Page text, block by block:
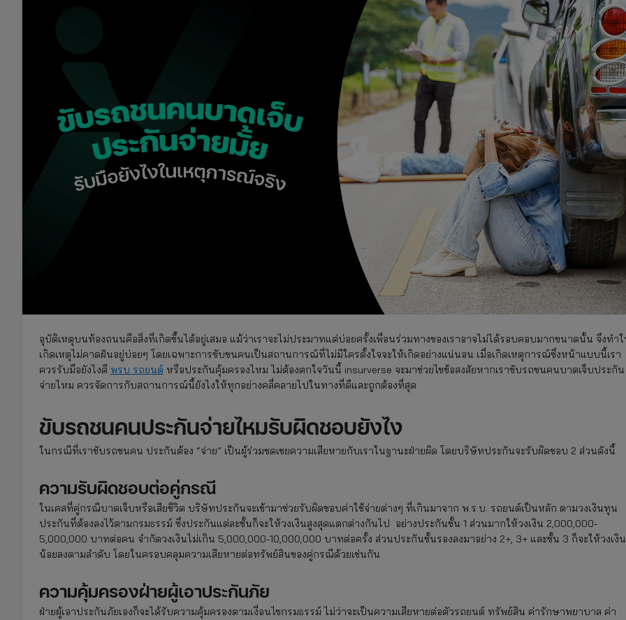
อุบัติเหตุบนท้องถนนคือสิ่งที่เกิดขึ้นได้อยู่เสมอ แม้ว่าเราจะไม่ประมาทแต่บ่อยครั้งเพื่อนร่วมทางของเราอาจไม่ได้รอบคอบมากขนาดนั้น จึงทำ
เกิดเหตุไม่คาดฝันอยู่บ่อยๆ โดยเฉพาะการขับชนคนเป็นสถานการณ์ที่ไม่มีใครตั้งใจจะให้เกิดอย่างแน่นอน เมื่อเกิดเหตุการณ์ซึ่งหน้าแบบนี้เรา
ควรรับมือยังไงดี พรบ รถยนต์ หรือประกันคุ้มครองไหม ไม่ต้องตกใจวันนี้ insurverse จะมาช่วยไขข้อสงสัยหากเราขับรถชนคนบาดเจ็บประกัน
จ่ายไหม ควรจัดการกับสถานการณ์นี้ยังไงให้ทุกอย่างคลี่คลายไปในทางที่ดีและถูกต้องที่สุด
ขับรถชนคนประกันจ่ายไหมรับผิดชอบยังไง
ในกรณีที่เราขับรถชนคน ประกันต้อง “จ่าย” เป็นผู้ร่วมชดเชยความเสียหายกับเราในฐานะฝ่ายผิด โดยบริษัทประกันจะรับผิดชอบ 2 ส่วนดังนี้
ความรับผิดชอบต่อคู่กรณี
ในเคสที่คู่กรณีบาดเจ็บหรือเสียชีวิต บริษัทประกันจะเข้ามาช่วยรับผิดชอบค่าใช้จ่ายต่างๆ ที่เกินมาจาก พ.ร.บ. รถยนต์เป็นหลัก ตามวงเงินทุน
ประกันที่ต้องลงไว้ตามกรมธรรม์ ซึ่งประกันแต่ละชั้นก็จะให้วงเงินสูงสุดแตกต่างกันไป อย่างประกันชั้น 1 ส่วนมากให้วงเงิน 2,000,000-
5,000,000 บาทต่อคน จำกัดวงเงินไม่เกิน 5,000,000-10,000,000 บาทต่อครั้ง ส่วนประกันชั้นรองลงมาอย่าง 2+, 3+ และชั้น 3 ก็จะให้วงเงิน
น้อยลงตามลำดับ โดยในครอบคลุมความเสียหายต่อทรัพย์สินของคู่กรณีด้วยเช่นกัน
ความคุ้มครองฝ่ายผู้เอาประกันภัย
ฝ่ายผู้เอาประกันภัยเองก็จะได้รับความคุ้มครองตามเงื่อนไขกรมธรรม์ ไม่ว่าจะเป็นความเสียหายต่อตัวรถยนต์ ทรัพย์สิน ค่ารักษาพยาบาล ค่า